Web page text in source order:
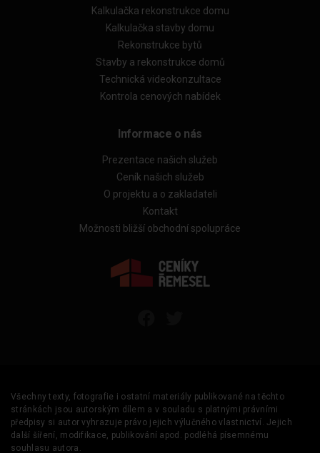
Kalkulačka rekonstrukce domu
Kalkulačka stavby domu
Rekonstrukce bytů
Stavby a rekonstrukce domů
Technická videokonzultace
Kontrola cenových nabídek
Informace o nás
Prezentace našich služeb
Ceník našich služeb
O projektu a o zakladateli
Kontakt
Možnosti bližší obchodní spolupráce
Všechny texty, fotografie i ostatní materiály publikované na těchto
stránkách jsou autorským dílem a v souladu s platnými právními
předpisy si autor vyhrazuje právo jejich výlučného vlastnictví. Jejich
další šíření, modifikace, publikování apod. podléhá písemnému
souhlasu autora.